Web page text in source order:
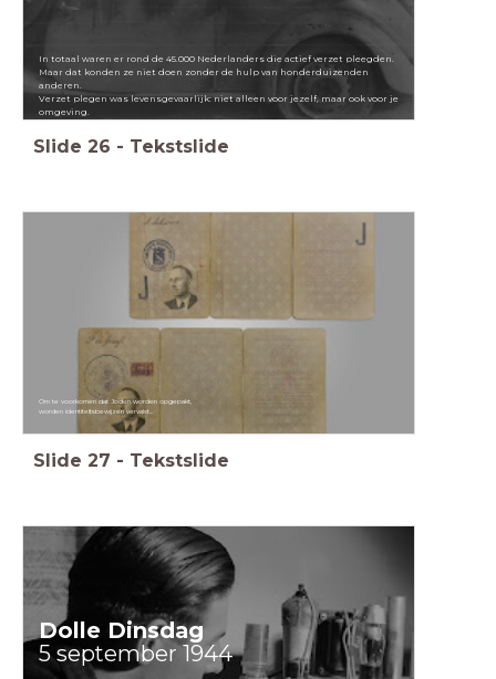
In totaal waren er rond de 45.000 Nederlanders die actief verzet pleegden.
Maar dat konden ze niet doen zonder de hulp van honderduizenden
anderen.
Verzet plegen was levensgevaarlijk: niet alleen voor jezelf, maar ook voor je
omgeving.
Slide 26 - Tekstslide
Om te voorkomen dat Joden worden opgepakt,
worden identiteitsbewijzen vervalst...
Slide 27 - Tekstslide
Dolle Dinsdag
5 september 1944